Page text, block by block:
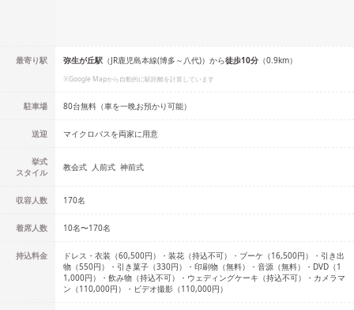
最寄り駅 弥生が丘駅 （JR鹿児島本線(博多～八代)） から徒歩10分 （0.9km）
※Google Mapから自動的に駅距離を計算しています
駐車場 80台無料（車を一晩お預かり可能）
送迎 マイクロバスを両家に用意
挙式
スタイル
教会式 人前式 神前式
収容人数 170名
着席人数 10名〜170名
持込料金
ドレス・衣装（60,500円）・装花（持込不可）・ブーケ（16,500円）・引き出
物（550円）・引き菓子（330円）・印刷物（無料）・音源（無料）・DVD（1
1,000円）・飲み物（持込不可）・ウェディングケーキ（持込不可）・カメラマ
ン（110,000円）・ビデオ撮影（110,000円）